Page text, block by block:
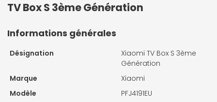
TV Box S 3ème Génération
Informations générales
Désignation
Xiaomi TV Box S 3ème
Génération
Marque
Xiaomi
Modèle
PFJ4191EU